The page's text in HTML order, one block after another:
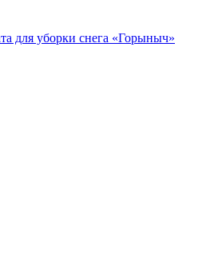
для уборки снега «Горыныч»